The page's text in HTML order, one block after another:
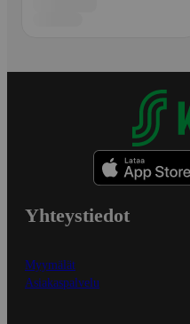
Yhteystiedot
Myymälät
Asiakaspalvelu